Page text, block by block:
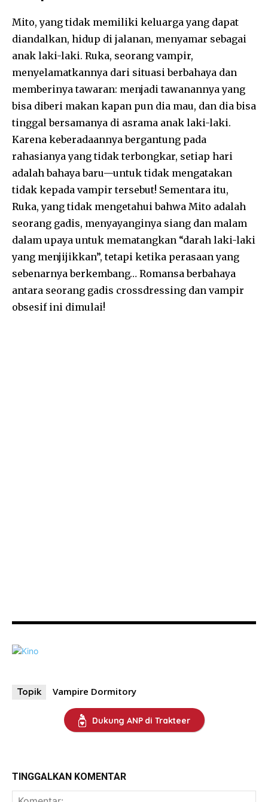
Mito, yang tidak memiliki keluarga yang dapat
diandalkan, hidup di jalanan, menyamar sebagai
anak laki-laki. Ruka, seorang vampir,
menyelamatkannya dari situasi berbahaya dan
memberinya tawaran: menjadi tawanannya yang
bisa diberi makan kapan pun dia mau, dan dia bisa
tinggal bersamanya di asrama anak laki-laki.
Karena keberadaannya bergantung pada
rahasianya yang tidak terbongkar, setiap hari
adalah bahaya baru—untuk tidak mengatakan
tidak kepada vampir tersebut! Sementara itu,
Ruka, yang tidak mengetahui bahwa Mito adalah
seorang gadis, menyayanginya siang dan malam
dalam upaya untuk mematangkan “darah laki-laki
yang menjijikkan”, tetapi ketika perasaan yang
sebenarnya berkembang… Romansa berbahaya
antara seorang gadis crossdressing dan vampir
obsesif ini dimulai!
Topik Vampire Dormitory
Dukung ANP di Trakteer
TINGGALKAN KOMENTAR